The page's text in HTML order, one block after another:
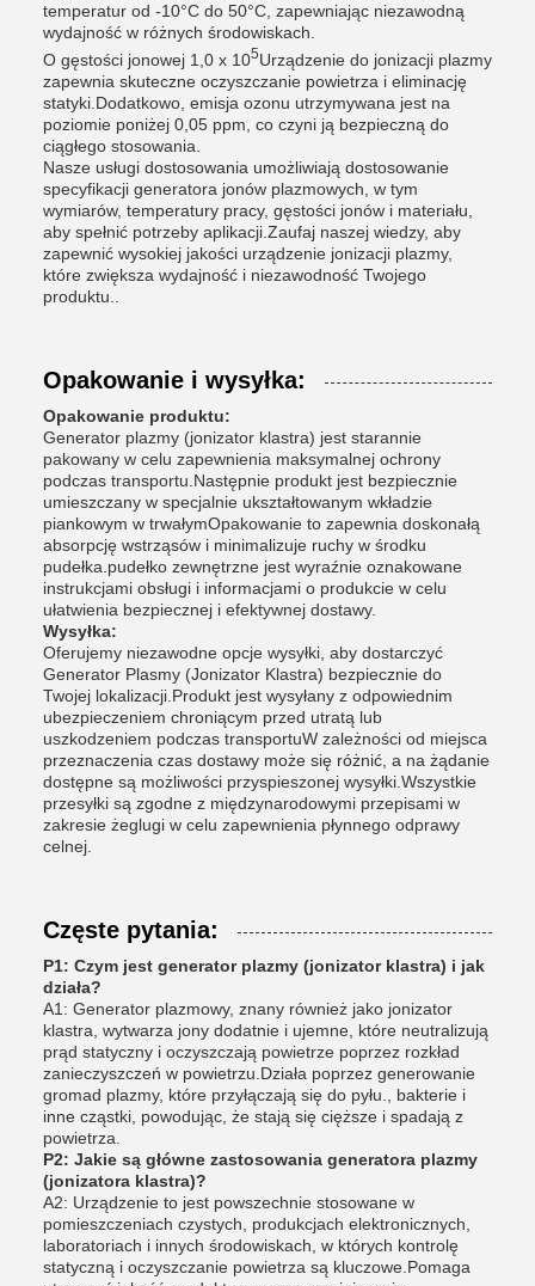
temperatur od -10°C do 50°C, zapewniając niezawodną
wydajność w różnych środowiskach.
O gęstości jonowej 1,0 x 105Urządzenie do jonizacji plazmy
zapewnia skuteczne oczyszczanie powietrza i eliminację
statyki.Dodatkowo, emisja ozonu utrzymywana jest na
poziomie poniżej 0,05 ppm, co czyni ją bezpieczną do
ciągłego stosowania.
Nasze usługi dostosowania umożliwiają dostosowanie
specyfikacji generatora jonów plazmowych, w tym
wymiarów, temperatury pracy, gęstości jonów i materiału,
aby spełnić potrzeby aplikacji.Zaufaj naszej wiedzy, aby
zapewnić wysokiej jakości urządzenie jonizacji plazmy,
które zwiększa wydajność i niezawodność Twojego
produktu..
Opakowanie i wysyłka:
Opakowanie produktu:
Generator plazmy (jonizator klastra) jest starannie
pakowany w celu zapewnienia maksymalnej ochrony
podczas transportu.Następnie produkt jest bezpiecznie
umieszczany w specjalnie ukształtowanym wkładzie
piankowym w trwałymOpakowanie to zapewnia doskonałą
absorpcję wstrząsów i minimalizuje ruchy w środku
pudełka.pudełko zewnętrzne jest wyraźnie oznakowane
instrukcjami obsługi i informacjami o produkcie w celu
ułatwienia bezpiecznej i efektywnej dostawy.
Wysyłka:
Oferujemy niezawodne opcje wysyłki, aby dostarczyć
Generator Plasmy (Jonizator Klastra) bezpiecznie do
Twojej lokalizacji.Produkt jest wysyłany z odpowiednim
ubezpieczeniem chroniącym przed utratą lub
uszkodzeniem podczas transportuW zależności od miejsca
przeznaczenia czas dostawy może się różnić, a na żądanie
dostępne są możliwości przyspieszonej wysyłki.Wszystkie
przesyłki są zgodne z międzynarodowymi przepisami w
zakresie żeglugi w celu zapewnienia płynnego odprawy
celnej.
Częste pytania:
P1: Czym jest generator plazmy (jonizator klastra) i jak
działa?
A1: Generator plazmowy, znany również jako jonizator
klastra, wytwarza jony dodatnie i ujemne, które neutralizują
prąd statyczny i oczyszczają powietrze poprzez rozkład
zanieczyszczeń w powietrzu.Działa poprzez generowanie
gromad plazmy, które przyłączają się do pyłu., bakterie i
inne cząstki, powodując, że stają się cięższe i spadają z
powietrza.
P2: Jakie są główne zastosowania generatora plazmy
(jonizatora klastra)?
A2: Urządzenie to jest powszechnie stosowane w
pomieszczeniach czystych, produkcjach elektronicznych,
laboratoriach i innych środowiskach, w których kontrolę
statyczną i oczyszczanie powietrza są kluczowe.Pomaga